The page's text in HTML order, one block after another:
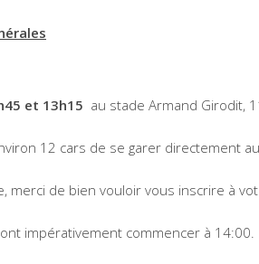
et 13h15 au stade Armand Girodit,
12 cars de se garer directement
merci de bien vouloir vous inscrire à
impérativement commencer à